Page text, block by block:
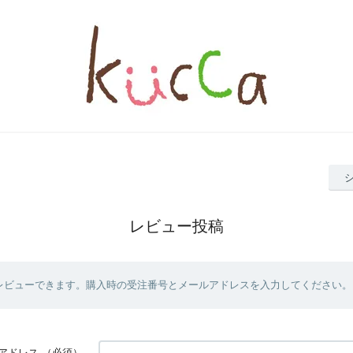
レビュー投稿
ューできます。購入時の受注番号とメールアドレスを入力してください。